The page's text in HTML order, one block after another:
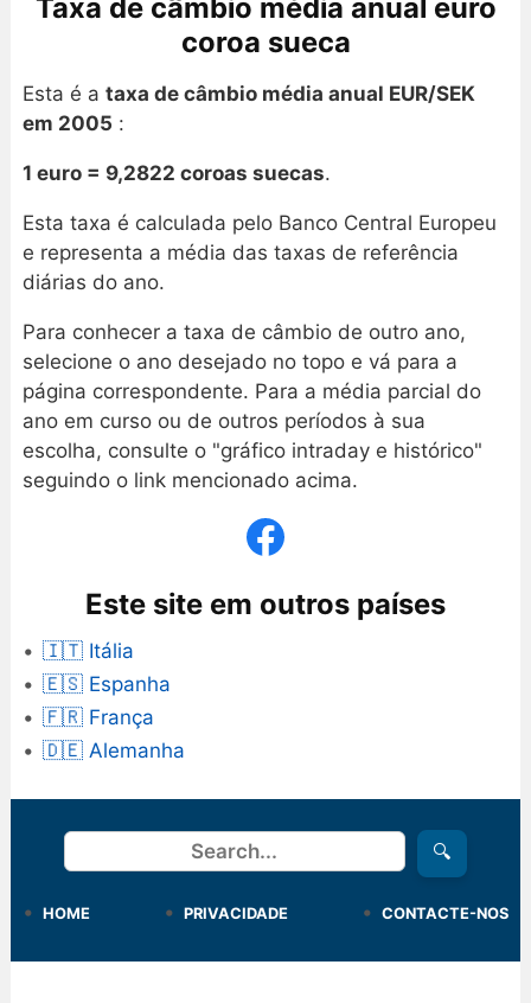
Taxa de câmbio média anual euro
coroa sueca
Esta é a taxa de câmbio média anual EUR/SEK
em 2005 :
1 euro = 9,2822 coroas suecas.
Esta taxa é calculada pelo Banco Central Europeu
e representa a média das taxas de referência
diárias do ano.
Para conhecer a taxa de câmbio de outro ano,
selecione o ano desejado no topo e vá para a
página correspondente. Para a média parcial do
ano em curso ou de outros períodos à sua
escolha, consulte o "gráfico intraday e histórico"
seguindo o link mencionado acima.
Este site em outros países
🇮🇹 Itália
🇪🇸 Espanha
🇫🇷 França
🇩🇪 Alemanha
Procurar 🔍
HOME PRIVACIDADE CONTACTE-NOS